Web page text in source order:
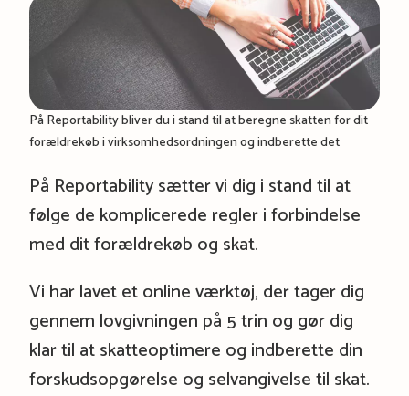
På Reportability bliver du i stand til at beregne skatten for dit
forældrekøb i virksomhedsordningen og indberette det
På Reportability sætter vi dig i stand til at
følge de komplicerede regler i forbindelse
med dit forældrekøb og skat.
Vi har lavet et online værktøj, der tager dig
gennem lovgivningen på 5 trin og gør dig
klar til at skatteoptimere og indberette din
forskudsopgørelse og selvangivelse til skat.